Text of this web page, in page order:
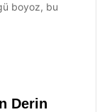
boyoz, bu
Derin